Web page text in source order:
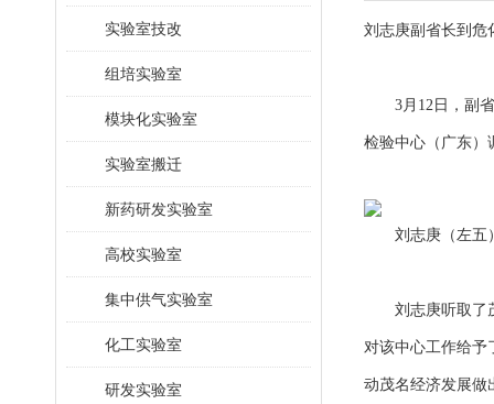
实验室技改
组培实验室
模块化实验室
实验室搬迁
新药研发实验室
高校实验室
集中供气实验室
化工实验室
研发实验室
刘志庚副省长到危
3月12日，副省
检验中心（广东）
刘志庚（左五）
刘志庚听取了茂
对该中心工作给予
动茂名经济发展做